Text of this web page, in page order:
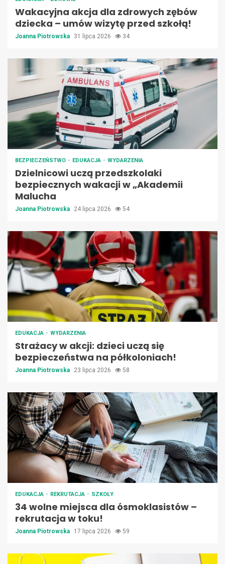
Wakacyjna akcja dla zdrowych zębów
dziecka – umów wizytę przed szkołą!
Joanna Piotrowska 31 lipca 2026 34
BEZPIECZEŃSTWO EDUKACJA WYDARZENIA
Dzielnicowi uczą przedszkolaki
bezpiecznych wakacji w „Akademii
Malucha
Joanna Piotrowska 24 lipca 2026 54
EDUKACJA WYDARZENIA
Strażacy w akcji: dzieci uczą się
bezpieczeństwa na półkoloniach!
Joanna Piotrowska 23 lipca 2026 58
EDUKACJA REKRUTACJA SZKOŁY
34 wolne miejsca dla ósmoklasistów –
rekrutacja w toku!
Joanna Piotrowska 17 lipca 2026 59